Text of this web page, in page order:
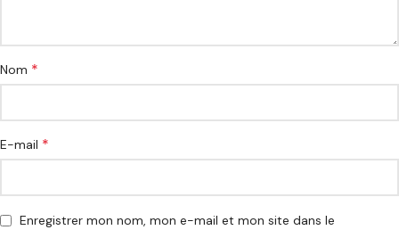
Nom *
E-mail *
Enregistrer mon nom, mon e-mail et mon site dans le